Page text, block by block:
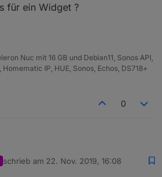
für ein Widget ?
Nuc mit 16 GB und Debian11, Sonos API,
IP, HUE, Sonos, Echos, DS718+
0
schrieb am 22. Nov. 2019, 16:08
zuletzt editiert von